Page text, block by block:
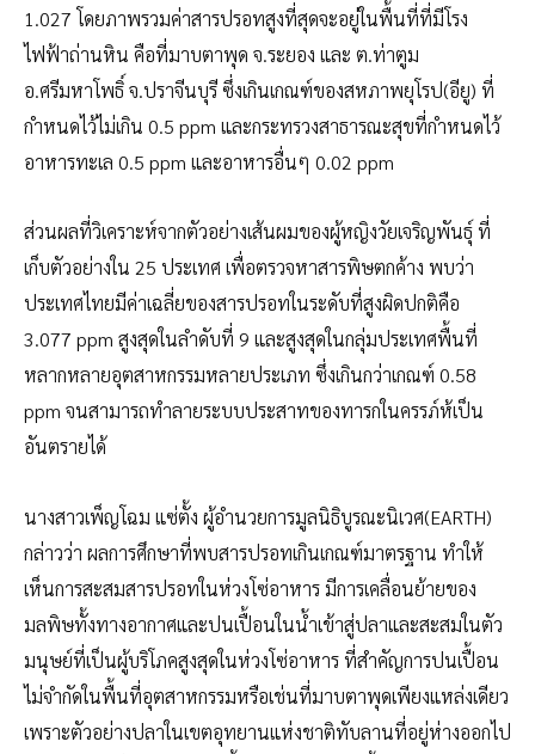
1.027 โดยภาพรวมค่าสารปรอทสูงที่สุดจะอยู่ในพื้นที่ที่มีโรง
ไฟฟ้าถ่านหิน คือที่มาบตาพุด จ.ระยอง และ ต.ท่าตูม
อ.ศรีมหาโพธิ์ จ.ปราจีนบุรี ซึ่งเกินเกณฑ์ของสหภาพยุโรป(อียู) ที่
กำหนดไว้ไม่เกิน 0.5 ppm และกระทรวงสาธารณะสุขที่กำหนดไว้
อาหารทะเล 0.5 ppm และอาหารอื่นๆ 0.02 ppm
ส่วนผลที่วิเคราะห์จากตัวอย่างเส้นผมของผู้หญิงวัยเจริญพันธุ์ ที่
เก็บตัวอย่างใน 25 ประเทศ เพื่อตรวจหาสารพิษตกค้าง พบว่า
ประเทศไทยมีค่าเฉลี่ยของสารปรอทในระดับที่สูงผิดปกติคือ
3.077 ppm สูงสุดในลำดับที่ 9 และสูงสุดในกลุ่มประเทศพื้นที่
หลากหลายอุตสาหกรรมหลายประเภท ซึ่งเกินกว่าเกณฑ์ 0.58
ppm จนสามารถทำลายระบบประสาทของทารกในครรภ์ห้เป็น
อันตรายได้
นางสาวเพ็ญโฉม แซ่ตั้ง ผู้อำนวยการมูลนิธิบูรณะนิเวศ(EARTH)
กล่าวว่า ผลการศึกษาที่พบสารปรอทเกินเกณฑ์มาตรฐาน ทำให้
เห็นการสะสมสารปรอทในห่วงโซ่อาหาร มีการเคลื่อนย้ายของ
มลพิษทั้งทางอากาศและปนเปื้อนในน้ำเข้าสู่ปลาและสะสมในตัว
มนุษย์ที่เป็นผู้บริโภคสูงสุดในห่วงโซ่อาหาร ที่สำคัญการปนเปื้อน
ไม่จำกัดในพื้นที่อุตสาหกรรมหรือเช่นที่มาบตาพุดเพียงแหล่งเดียว
เพราะตัวอย่างปลาในเขตอุทยานแห่งชาติทับลานที่อยู่ห่างออกไป